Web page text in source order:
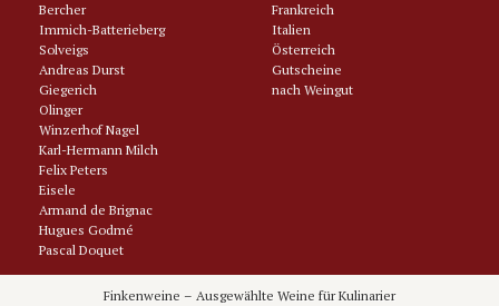
Bercher
Immich-Batterieberg
Solveigs
Andreas Durst
Giegerich
Olinger
Winzerhof Nagel
Karl-Hermann Milch
Felix Peters
Eisele
Armand de Brignac
Hugues Godmé
Pascal Doquet
Philipponnat
Frankreich
Italien
Österreich
Gutscheine
nach Weingut
Finkenweine – Ausgewählte Weine für Kulinarier